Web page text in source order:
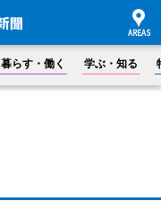
暮らす・働く 学ぶ・知る